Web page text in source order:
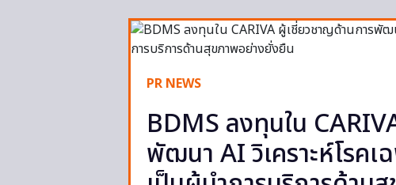
PR NEWS
BDMS ลงทุนใน
พัฒนา AI วิเคราะห์โรค